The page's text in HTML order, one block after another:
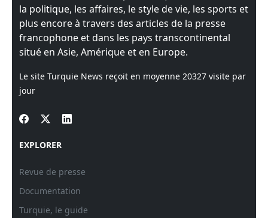
la politique, les affaires, le style de vie, les sports et
plus encore à travers des articles de la presse
francophone et dans les pays transcontinental
situé en Asie, Amérique et en Europe.
Le site Turquie News reçoit en moyenne 20327 visite par
jour
EXPLORER
Revue de presse
Documentation
Turquie, le guide